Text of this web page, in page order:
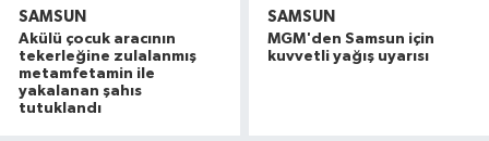
SAMSUN
Akülü çocuk aracının
tekerleğine zulalanmış
metamfetamin ile
yakalanan şahıs
tutuklandı
SAMSUN
MGM'den Samsun için
kuvvetli yağış uyarısı